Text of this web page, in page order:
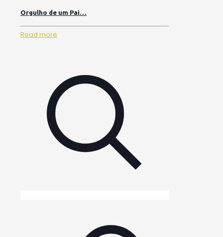
Orgulho de um Pai…
Read more